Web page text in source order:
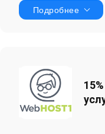
Подробнее